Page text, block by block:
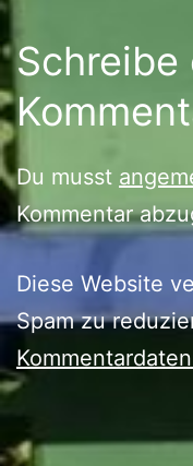
Schreibe
Du musst
Kommentar
Diese Website
Spam zu